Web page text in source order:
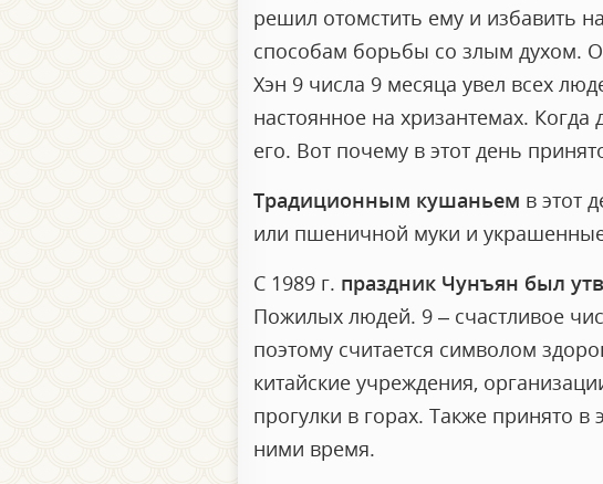
решил отомстить ему и избавить
способам борьбы со злым духом.
Хэн 9 числа 9 месяца увел всех
настоянное на хризантемах. Когда
его. Вот почему в этот день
Традиционным кушаньем в этот
или пшеничной муки и
С 1989 г. праздник Чунъян был
Пожилых людей. 9 – счастливое
поэтому считается символом
китайские учреждения,
прогулки в горах. Также принято
ними время.